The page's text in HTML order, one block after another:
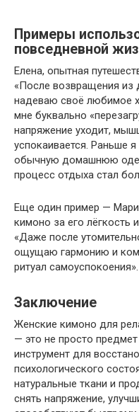
Примеры
повседневной
Елена, опытная
«После возвращения из
надеваю своё любимое
мне буквально
напряжение уходит,
успокаивается. Раньше
обычную домашнюю
процесс отдыха стал
Еще один пример —
кимоно за его лёгкость
«Даже после
ощущаю гармонию и
ритуал самоуспокоения».
Заключение
Женские кимоно для
— это не просто
инструмент для
психологического
натуральные ткани и
снять напряжение,